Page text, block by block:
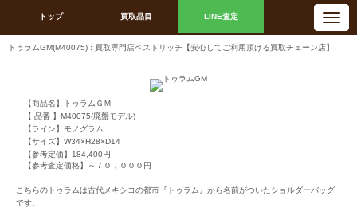
トップ 買取品目 LINE査定
N
a
v
トゥラムGM(M40075) : 買取専門店ベストリッチ【安心してご利用頂ける買取チェーン店】
【商品名】トゥラムＧＭ
【 品番 】M40075(廃盤モデル)
【ライン】モノグラム
【サイズ】W34×H28×D14
【参考定価】184,400円
【参考査定価格】～７０，０００円
こちらのトゥラムは古代メキシコの都市『トゥラム』から名前がついたショルダーバッグ
です。